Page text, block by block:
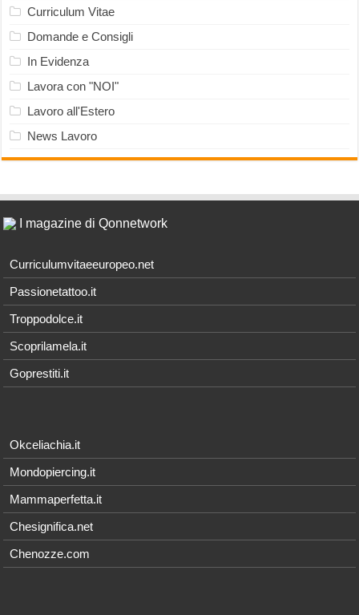
Curriculum Vitae
Domande e Consigli
In Evidenza
Lavora con "NOI"
Lavoro all'Estero
News Lavoro
I magazine di Qonnetwork
Curriculumvitaeeuropeo.net
Passionetattoo.it
Troppodolce.it
Scoprilamela.it
Goprestiti.it
Okceliachia.it
Mondopiercing.it
Mammaperfetta.it
Chesignifica.net
Chenozze.com